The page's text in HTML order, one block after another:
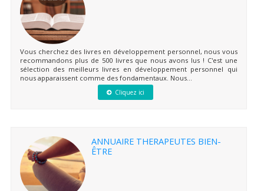
Vous cherchez des livres en développement personnel, nous vous
recommandons plus de 500 livres que nous avons lus ! C'est une
sélection des meilleurs livres en développement personnel qui
nous apparaissent comme des fondamentaux. Nous...
Cliquez ici
ANNUAIRE THERAPEUTES BIEN-
ÊTRE